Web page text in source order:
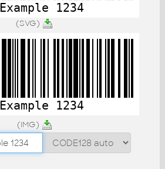
Example 1234
(SVG)
(IMG)